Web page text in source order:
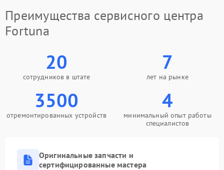
Преимущества сервисного центра
Fortuna
20
сотрудников в штате
7
лет на рынке
3500
отремонтированных устройств
4
минимальный опыт работы
специалистов
Оригинальные запчасти и
сертифицированные мастера